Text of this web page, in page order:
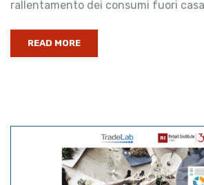
rallentamento dei consumi fuori
READ MORE